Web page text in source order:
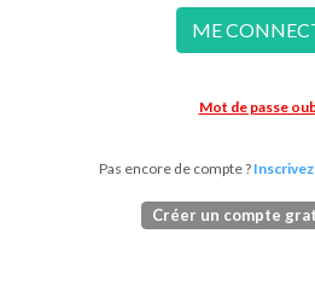
ME
Mot de passe
Pas encore de compte ?
Créer un compte